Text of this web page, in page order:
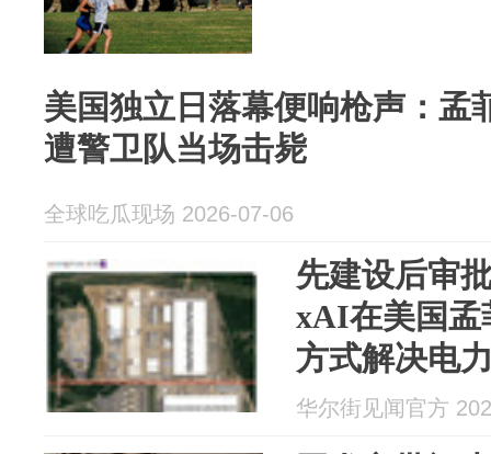
美国独立日落幕便响枪声：孟
遭警卫队当场击毙
全球吃瓜现场 2026-07-06
先建设后审
xAI在美国孟
方式解决电
华尔街见闻官方